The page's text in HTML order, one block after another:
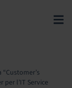
“Customer’s
l’IT Service